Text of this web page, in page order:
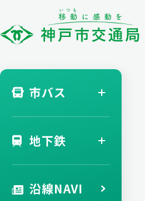
市バス
地下鉄
沿線NAVI